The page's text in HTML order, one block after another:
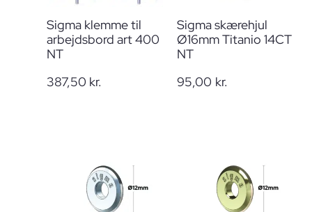
Sigma klemme til
arbejdsbord art 400
NT
387,50 kr.
Sigma skærehjul
Ø16mm Titanio 14CT
NT
95,00 kr.